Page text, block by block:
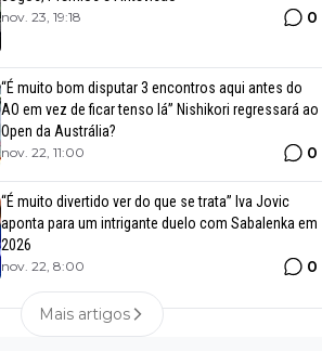
nov. 23, 19:18 0
“É muito bom disputar 3 encontros aqui antes do
AO em vez de ficar tenso lá” Nishikori regressará ao
Open da Austrália?
nov. 22, 11:00 0
“É muito divertido ver do que se trata” Iva Jovic
aponta para um intrigante duelo com Sabalenka em
2026
nov. 22, 8:00 0
Mais artigos